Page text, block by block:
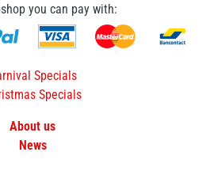
you can pay with:
Specials
Specials
About us
News